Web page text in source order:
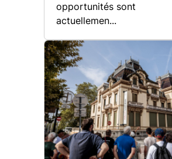
opportunités sont
actuellemen...